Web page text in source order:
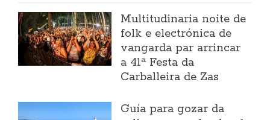
Multitudinaria noite de
folk e electrónica de
vangarda par arrincar
a 41ª Festa da
Carballeira de Zas
Guía para gozar da